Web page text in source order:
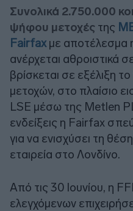
Συνολικά 2.750.000
ψήφου μετοχές της
Fairfaxμε αποτέλεσμα
ανέρχεται αθροιστικά
βρίσκεται σε εξέλιξη
μετοχών, στο πλαίσιο
LSE μέσω της Metlen
ενδείξεις η Fairfax
για να ενισχύσει τη
εταιρεία στο Λονδίνο.
Από τις 30 Ιουνίου, η
ελεγχόμενων